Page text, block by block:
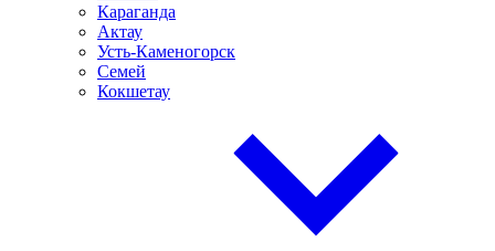
Караганда
Актау
Усть-Каменогорск
Семей
Кокшетау